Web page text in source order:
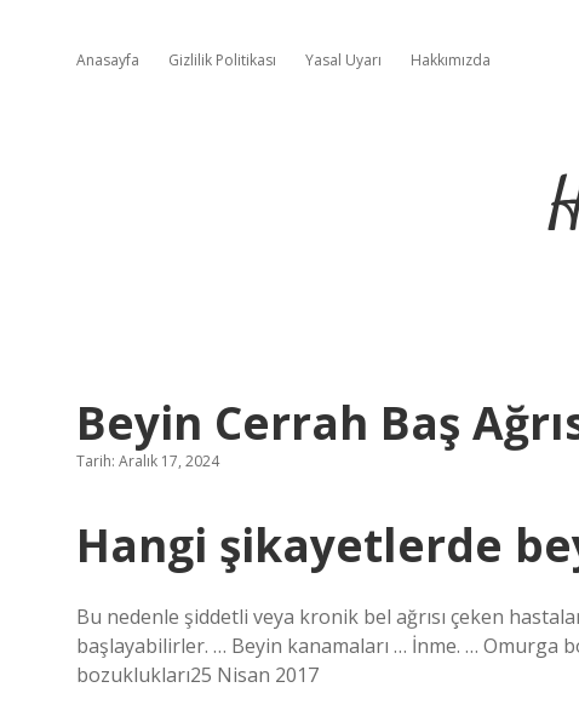
Anasayfa Gizlilik Politikası Yasal Uyarı Hakkımızda
Beyin Cerrah Baş
Tarih: Aralık 17, 2024
Hangi şikayetlerde
Bu nedenle şiddetli veya kronik bel ağrısı çeken
başlayabilirler. … Beyin kanamaları … İnme. … Omurga
bozuklukları25 Nisan 2017